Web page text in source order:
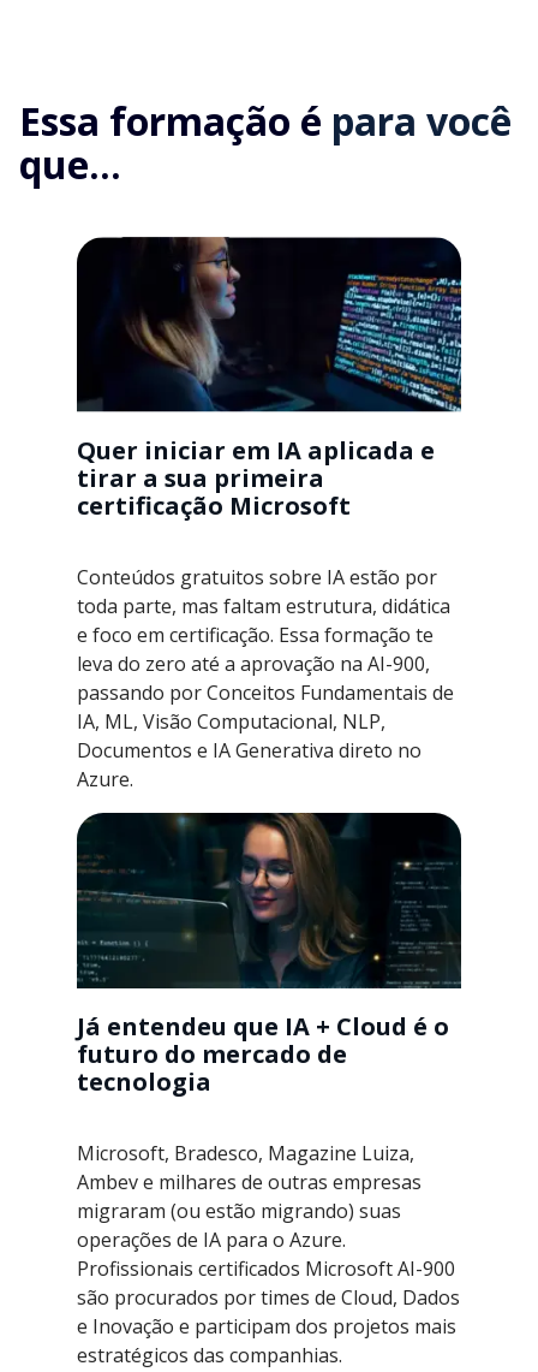
Essa formação é para você
que...
Quer iniciar em IA aplicada e
tirar a sua primeira
certificação Microsoft
Conteúdos gratuitos sobre IA estão por
toda parte, mas faltam estrutura, didática
e foco em certificação. Essa formação te
leva do zero até a aprovação na AI-900,
passando por Conceitos Fundamentais de
IA, ML, Visão Computacional, NLP,
Documentos e IA Generativa direto no
Azure.
Já entendeu que IA + Cloud é o
futuro do mercado de
tecnologia
Microsoft, Bradesco, Magazine Luiza,
Ambev e milhares de outras empresas
migraram (ou estão migrando) suas
operações de IA para o Azure.
Profissionais certificados Microsoft AI-900
são procurados por times de Cloud, Dados
e Inovação e participam dos projetos mais
estratégicos das companhias.